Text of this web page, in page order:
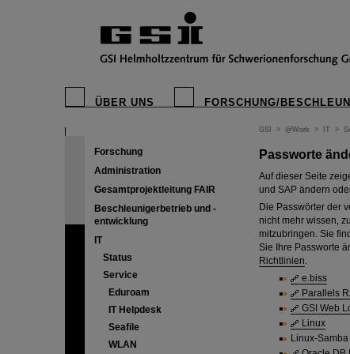
ÜBER UNS FORSCHUNG/
Forschung
Administration
Gesamtprojektleitung FAIR
Beschleunigerbetrieb und -
entwicklung
IT
Status
Service
Eduroam
IT Helpdesk
Seafile
WLAN
GSI > @Work > IT >
Passworte
Auf dieser Seite
und SAP ändern
Die Passwörter der
nicht mehr wissen,
mitzubringen. Sie
Sie Ihre Passworte
Richtlinien.
e.biss
Parallels
GSI Web
Linux
Linux-Samba